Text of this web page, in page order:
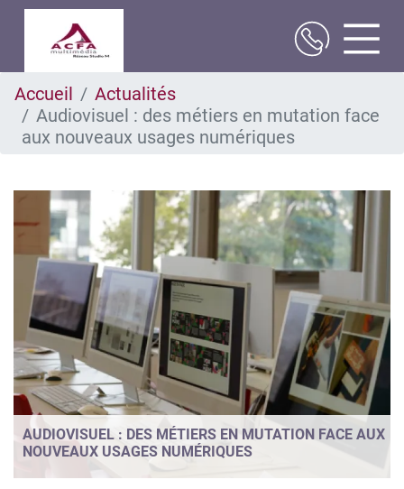
au
contenu
principal
Accueil
Actualités
Audiovisuel : des métiers en mutation face
aux nouveaux usages numériques
AUDIOVISUEL : DES MÉTIERS EN MUTATION FACE AUX
NOUVEAUX USAGES NUMÉRIQUES